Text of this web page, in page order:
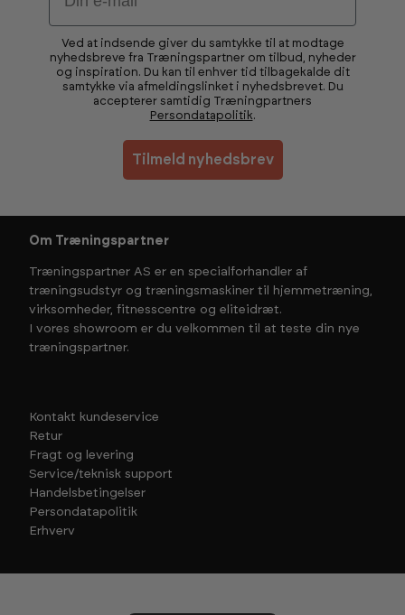
Ved at indsende giver du samtykke til at modtage
nyhedsbreve fra Træningspartner om tilbud, nyheder
og inspiration. Du kan til enhver tid tilbagekalde dit
samtykke via afmeldingslinket i nyhedsbrevet. Du
accepterer samtidig Træningpartners
Persondatapolitik.
Tilmeld nyhedsbrev
Om Træningspartner
Træningspartner AS er en specialforhandler af
træningsudstyr og træningsmaskiner til hjemmetræning,
virksomheder, fitnesscentre og eliteidræt.
I vores showroom er du velkommen til at teste din nye
træningspartner.
Kontakt kundeservice
Retur
Fragt og levering
Service/teknisk support
Handelsbetingelser
Persondatapolitik
Erhverv